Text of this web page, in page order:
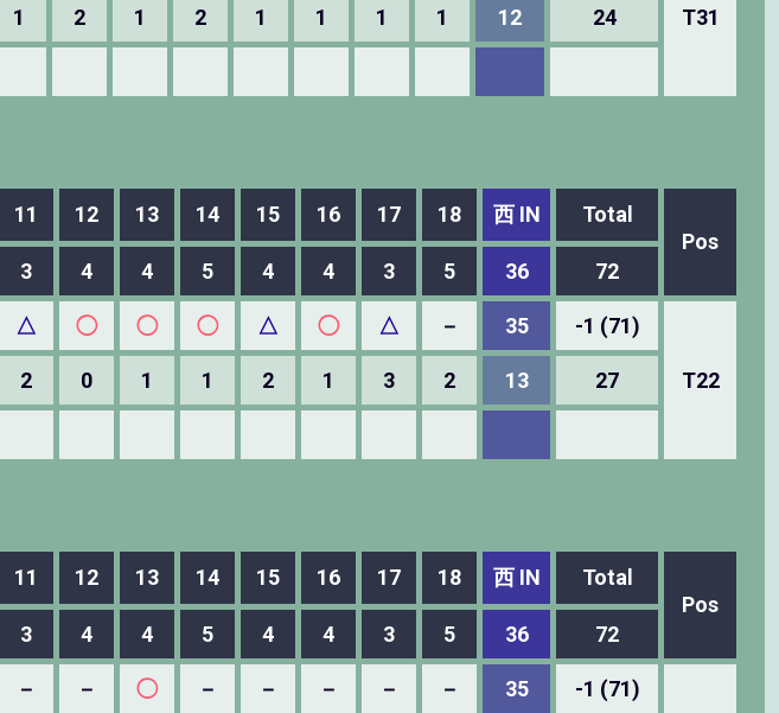
T31
1 2 1 2 1 1 1 1 12 24
11 12 13 14 15 16 17 18 西 IN
Total
Pos
3 4 4 5 4 4 3 5 36 72
△ ◯ ◯ ◯ △ ◯ △ － 35 -1 (71)
T22
2 0 1 1 2 1 3 2 13 27
11 12 13 14 15 16 17 18 西 IN
Total
Pos
3 4 4 5 4 4 3 5 36 72
－ － ◯ － － － － － 35 -1 (71)